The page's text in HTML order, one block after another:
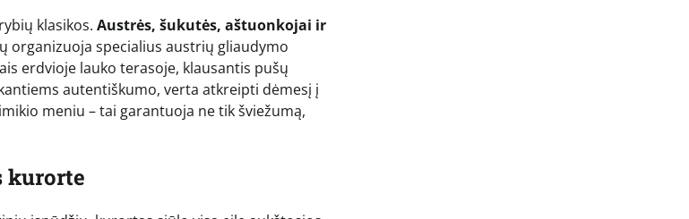
klasikos. Austrės, šukutės, aštuonkojai ir
specialius austrių gliaudymo
erdvioje lauko terasoje, klausantis pušų
autentiškumo, verta atkreipti dėmesį į
meniu – tai garantuoja ne tik šviežumą,
kurorte